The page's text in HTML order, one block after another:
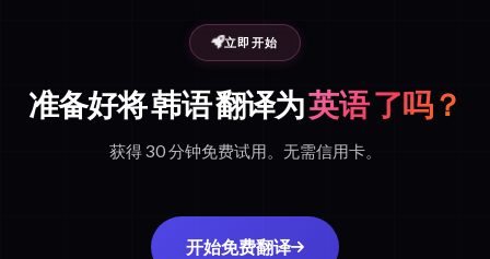
立即开始
准备好将 韩语 翻译为英语 了吗？
获得 30 分钟免费试用。无需信用卡。
开始免费翻译